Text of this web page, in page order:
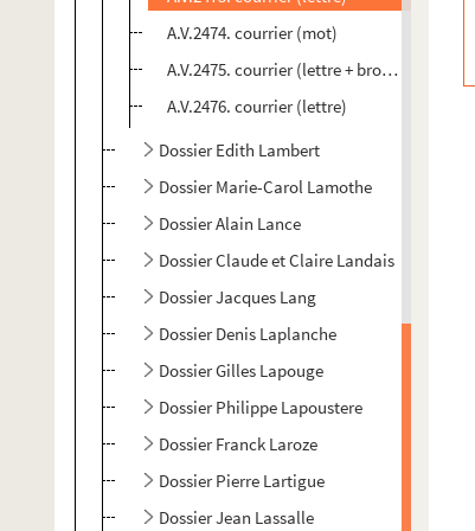
A.V.2474. courrier (mot)
A.V.2475. courrier (lettre + brochure)
A.V.2476. courrier (lettre)
Dossier Edith Lambert
Dossier Marie-Carol Lamothe
Dossier Alain Lance
Dossier Claude et Claire Landais
Dossier Jacques Lang
Dossier Denis Laplanche
Dossier Gilles Lapouge
Dossier Philippe Lapoustere
Dossier Franck Laroze
Dossier Pierre Lartigue
Dossier Jean Lassalle